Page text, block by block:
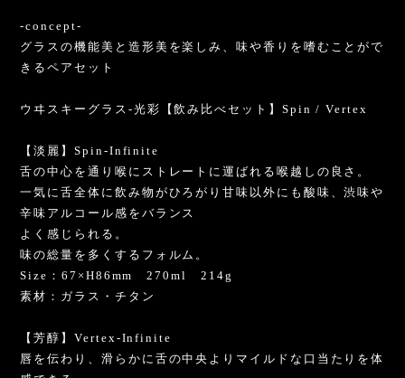
-concept-
グラスの機能美と造形美を楽しみ、味や香りを嗜むことがで
きるペアセット
ウヰスキーグラス-光彩【飲み比べセット】Spin / Vertex
【淡麗】Spin-Infinite
舌の中心を通り喉にストレートに運ばれる喉越しの良さ。
一気に舌全体に飲み物がひろがり甘味以外にも酸味、渋味や
辛味アルコール感をバランス
よく感じられる。
味の総量を多くするフォルム。
Size：67×H86mm 270ml 214g
素材：ガラス・チタン
【芳醇】Vertex-Infinite
唇を伝わり、滑らかに舌の中央よりマイルドな口当たりを体